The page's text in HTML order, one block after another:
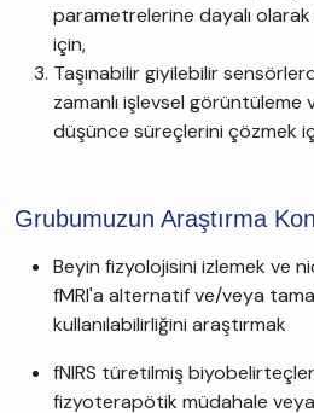
parametrelerine dayalı
için,
Taşınabilir giyilebilir
zamanlı işlevsel görüntüleme
düşünce süreçlerini çözmek
Grubumuzun Araştırma
Beyin fizyolojisini izlemek ve
fMRI'a alternatif ve/veya
kullanılabilirliğini araştırmak
fNIRS türetilmiş
fizyoterapötik müdahale